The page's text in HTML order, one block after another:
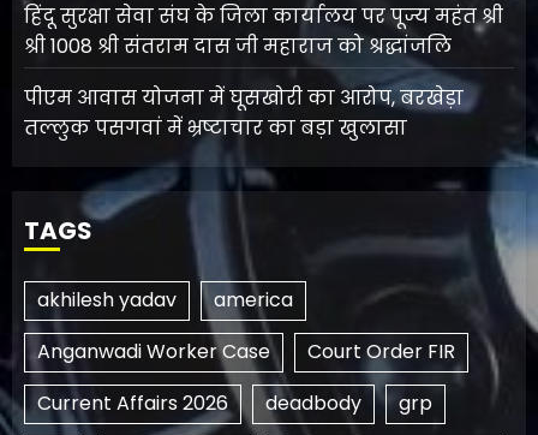
हिंदू सुरक्षा सेवा संघ के जिला कार्यालय पर पूज्य महंत श्री
श्री 1008 श्री संतराम दास जी महाराज को श्रद्धांजलि
पीएम आवास योजना में घूसखोरी का आरोप, बरखेड़ा
तल्लुक पसगवां में भ्रष्टाचार का बड़ा खुलासा
TAGS
akhilesh yadav
america
Anganwadi Worker Case
Court Order FIR
Current Affairs 2026
deadbody
grp